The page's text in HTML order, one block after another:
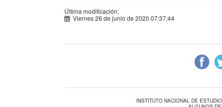
Última modificación:
Viernes 26 de junio de 2020 07:37:44
INSTITUTO NACIONAL DE